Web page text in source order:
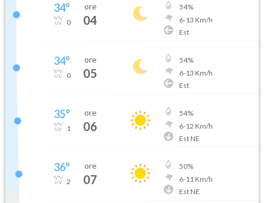
34°
0
ore
04
54%
6-13 Km/h
Est
34°
0
ore
05
54%
6-13 Km/h
Est
35°
1
ore
06
54%
6-12 Km/h
Est NE
36°
2
ore
07
50%
6-11 Km/h
Est NE